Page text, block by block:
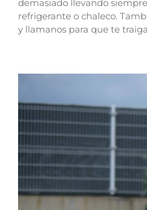
demasiado llevando
refrigerante o chaleco.
y llamanos para que te